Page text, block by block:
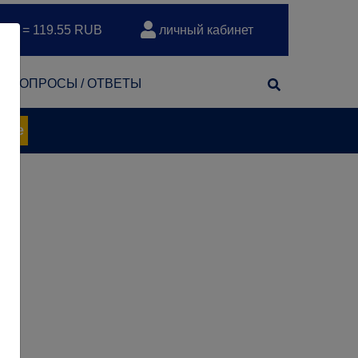
= 119.55 RUB личный кабинет
ВОПРОСЫ / ОТВЕТЫ